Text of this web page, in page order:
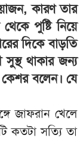
কারণ তার
পুষ্টি নিয়ে
দিকে বাড়তি
থাকার জন্য
বলেন। যে
জাফরান খেলে
কতটা সত্যি তা